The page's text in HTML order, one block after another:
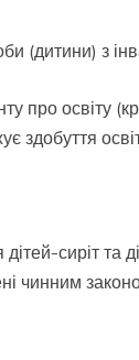
(дитини) з
про освіту
здобуття
сиріт та
чинним